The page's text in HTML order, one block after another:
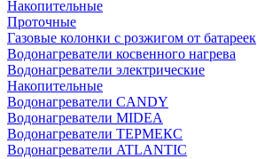
Накопительные
Проточные
Газовые колонки с розжигом от батареек
Водонагреватели косвенного нагрева
Водонагреватели электрические
Накопительные
Водонагреватели CANDY
Водонагреватели MIDEA
Водонагреватели ТЕРМЕКС
Водонагреватели ATLANTIC